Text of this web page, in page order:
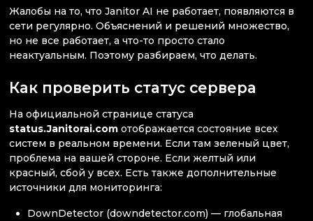
Жалобы на то, что Janitor AI не работает, появляются в
сети регулярно. Объяснений и решений множество,
но не все работает, а что-то просто стало
неактуальным. Поэтому разбираем, что делать.
Как проверить статус сервера
На официальной странице статуса
status.Janitorai.com отображается состояние всех
систем в реальном времени. Если там зеленый цвет,
проблема на вашей стороне. Если желтый или
красный, сбой у всех. Есть также дополнительные
источники для мониторинга:
DownDetector (downdetector.com) — глобальная